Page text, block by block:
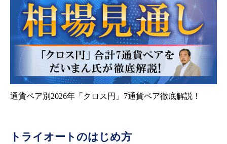
通貨ペア別2026年「クロス円」7通貨ペア徹底解説！
トライオートのはじめ方